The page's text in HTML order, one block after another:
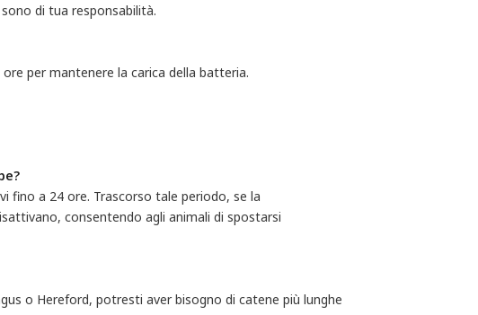
di tua responsabilità.
per mantenere la carica della batteria.
fino a 24 ore. Trascorso tale periodo, se la
consentendo agli animali di spostarsi
o Hereford, potresti aver bisogno di catene più lunghe